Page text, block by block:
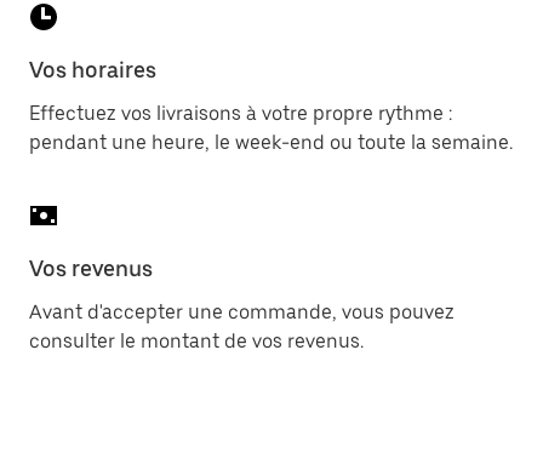
Vos horaires
Effectuez vos livraisons à votre propre rythme :
pendant une heure, le week-end ou toute la semaine.
Vos revenus
Avant d'accepter une commande, vous pouvez
consulter le montant de vos revenus.